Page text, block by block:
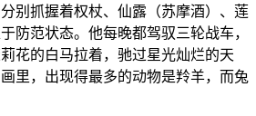
别抓握着权杖、仙露（苏摩酒）、莲
防范状态。他每晚都驾驭三轮战车，
花的白马拉着，驰过星光灿烂的天
里，出现得最多的动物是羚羊，而兔